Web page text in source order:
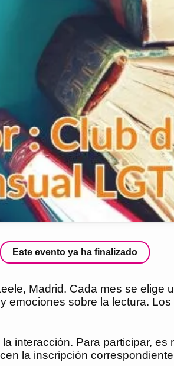
Este evento ya ha finalizado
Madrid. Cada mes se elige
sobre la lectura.
interacción. Para participar,
la inscripción